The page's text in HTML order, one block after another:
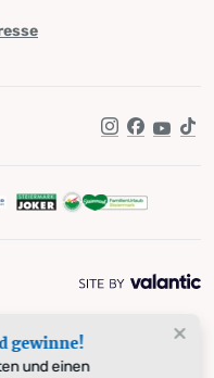
gewinne!
und einen
Instagram
Facebook